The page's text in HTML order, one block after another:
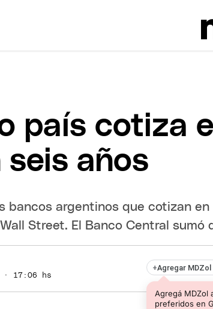
país cotiza
seis años
bancos argentinos que cotizan
Street. El Banco Central sumó
· 17:06 hs
+Agregar MDZol
Agregá MDZol
preferidos en